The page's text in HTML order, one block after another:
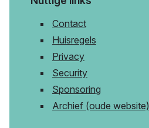
Contact
Huisregels
Privacy
Security
Sponsoring
Archief (oude website)